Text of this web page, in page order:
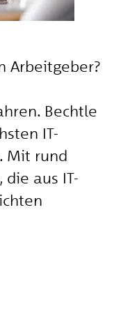
Arbeitgeber?
Bechtle
IT-
Mit rund
aus IT-